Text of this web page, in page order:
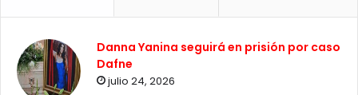
Danna Yanina seguirá en prisión por caso
Dafne
julio 24, 2026